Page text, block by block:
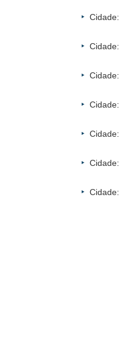
Cidade:
Cidade:
Cidade:
Cidade:
Cidade:
Cidade:
Cidade: